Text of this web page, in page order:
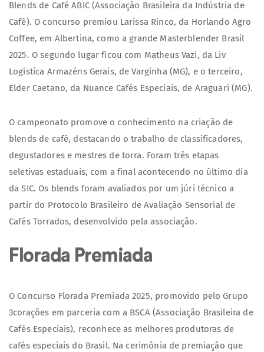
Blends de Café ABIC (Associação Brasileira da Indústria de
Café). O concurso premiou Larissa Rinco, da Horlando Agro
Coffee, em Albertina, como a grande Masterblender Brasil
2025. O segundo lugar ficou com Matheus Vazi, da Liv
Logística Armazéns Gerais, de Varginha (MG), e o terceiro,
Elder Caetano, da Nuance Cafés Especiais, de Araguari (MG).
O campeonato promove o conhecimento na criação de
blends de café, destacando o trabalho de classificadores,
degustadores e mestres de torra. Foram três etapas
seletivas estaduais, com a final acontecendo no último dia
da SIC. Os blends foram avaliados por um júri técnico a
partir do Protocolo Brasileiro de Avaliação Sensorial de
Cafés Torrados, desenvolvido pela associação.
Florada Premiada
O Concurso Florada Premiada 2025, promovido pelo Grupo
3corações em parceria com a BSCA (Associação Brasileira de
Cafés Especiais), reconhece as melhores produtoras de
cafés especiais do Brasil. Na cerimônia de premiação que